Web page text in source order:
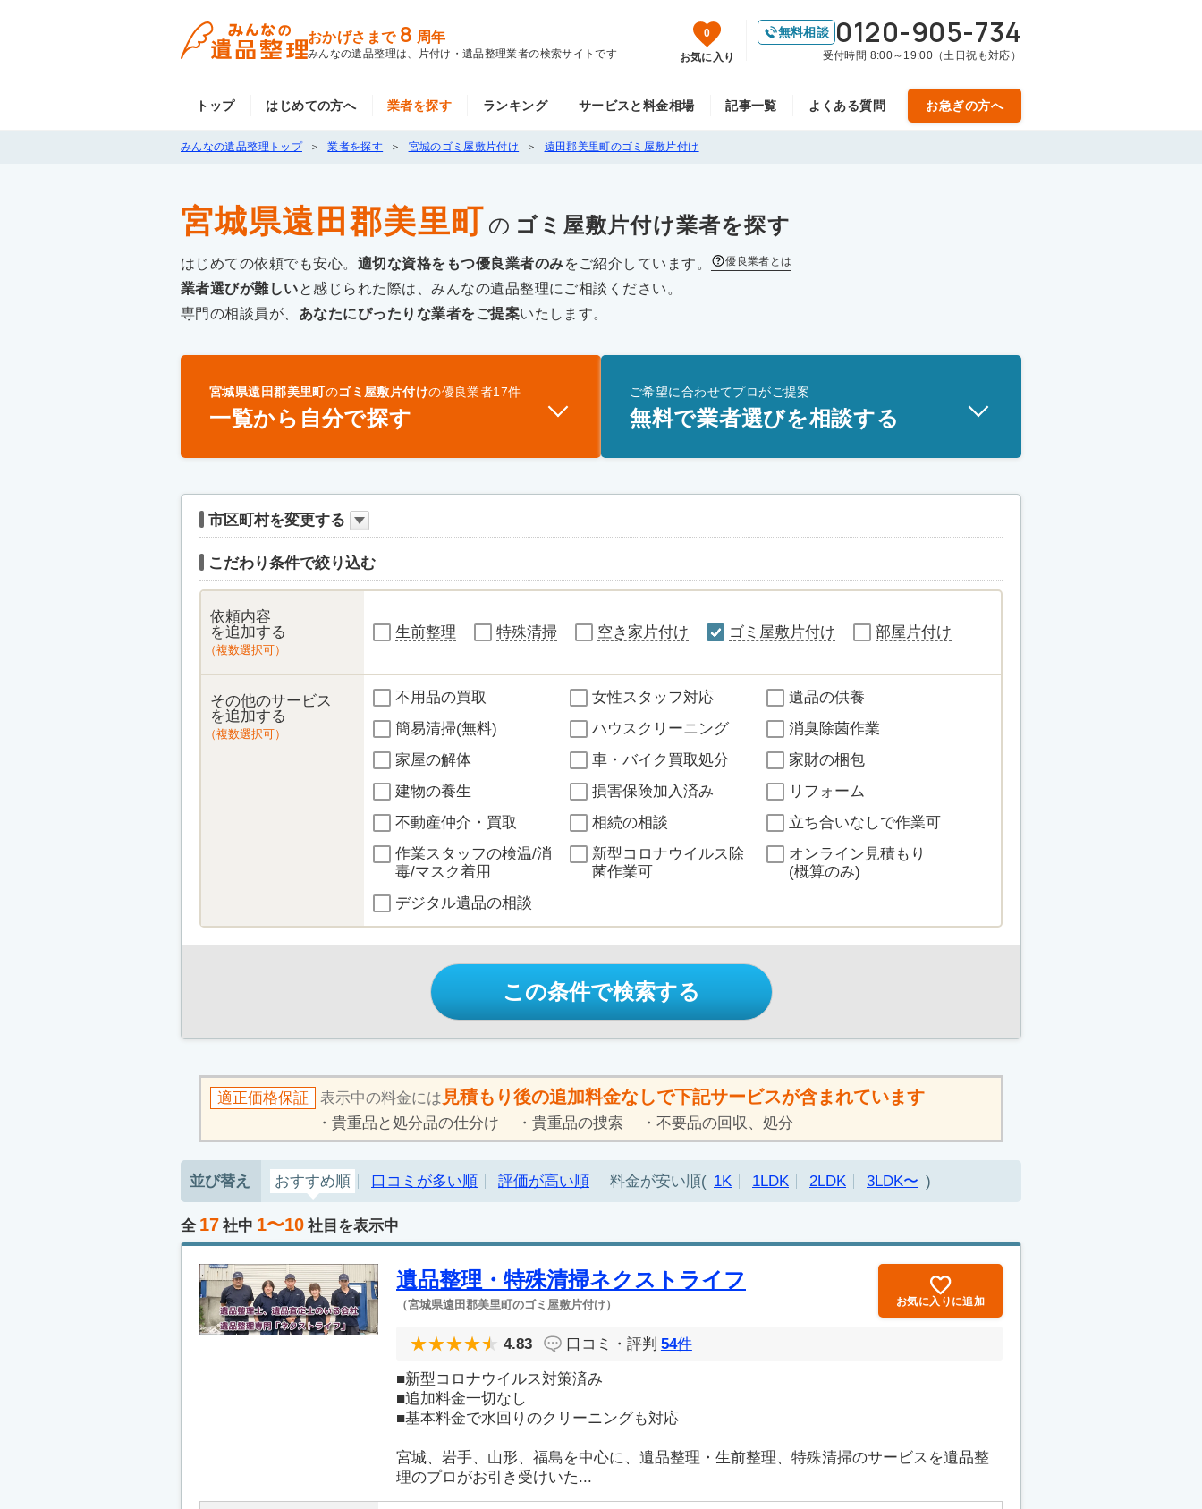
おかげさまで 8 周年
みんなの遺品整理は、片付け・遺品整理業者の検索サイトです
0
お気に入り
無料相談 0120-905-734
受付時間 8:00～19:00（土日祝も対応）
トップ はじめての方へ 業者を探す ランキング サービスと料金相場 記事一覧 よくある質問 お急ぎの方へ
みんなの遺品整理トップ 業者を探す 宮城のゴミ屋敷片付け 遠田郡美里町のゴミ屋敷片付け
宮城県遠田郡美里町 の ゴミ屋敷片付け業者を探す
はじめての依頼でも安心。 適切な資格をもつ優良業者のみをご紹介しています。 優良業者とは
業者選びが難しいと感じられた際は、みんなの遺品整理にご相談ください。
専門の相談員が、 あなたにぴったりな業者をご提案いたします。
宮城県遠田郡美里町のゴミ屋敷片付けの優良業者17件
一覧から自分で探す
ご希望に合わせてプロがご提案
無料で業者選びを相談する
市区町村を変更する
こだわり条件で絞り込む
依頼内容
を追加する
（複数選択可）
生前整理 特殊清掃 空き家片付け ゴミ屋敷片付け 部屋片付け
その他のサービス
を追加する
（複数選択可）
不用品の買取 女性スタッフ対応
遺品の供養
簡易清掃(無料)
ハウスクリーニング
消臭除菌作業
家屋の解体
車・バイク買取処分
家財の梱包
建物の養生
損害保険加入済み
リフォーム
不動産仲介・買取
相続の相談
立ち合いなしで作業可
作業スタッフの検温/消
毒/マスク着用
新型コロナウイルス除
菌作業可
オンライン見積もり
(概算のみ)
デジタル遺品の相談
この条件で検索する
適正価格保証 表示中の料金には 見積もり後の追加料金なしで下記サービスが含まれています
貴重品と処分品の仕分け 貴重品の捜索 不要品の回収、処分
並び替え おすすめ順 口コミが多い順 評価が高い順 料金が安い順 1K 1LDK 2LDK 3LDK〜
全 17 社中 1〜10 社目を表示中
遺品整理・特殊清掃ネクストライフ
（宮城県遠田郡美里町のゴミ屋敷片付け） お気に入りに追加
4.83 口コミ・評判 54件
■新型コロナウイルス対策済み
■追加料金一切なし
■基本料金で水回りのクリーニングも対応
宮城、岩手、山形、福島を中心に、遺品整理・生前整理、特殊清掃のサービスを遺品整
理のプロがお引き受けいた...